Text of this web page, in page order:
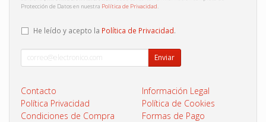
Protección de Datos en nuestra Política de Privacidad.
He leído y acepto la Política de Privacidad.
Enviar
Contacto
Información Legal
Política Privacidad
Política de Cookies
Condiciones de Compra
Formas de Pago